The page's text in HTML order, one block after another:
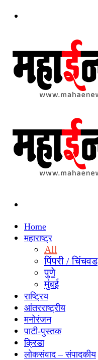
Home
महाराष्ट्र
All
पिंपरी / चिंचवड
पुणे
मुंबई
राष्ट्रिय
आंतरराष्ट्रीय
मनोरंजन
पाटी-पुस्तक
क्रिडा
लोकसंवाद – संपादकीय